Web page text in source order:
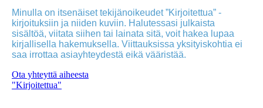
Minulla on itsenäiset tekijänoikeudet ”Kirjoitettua” -
kirjoituksiin ja niiden kuviin. Halutessasi julkaista
sisältöä, viitata siihen tai lainata sitä, voit hakea lupaa
kirjallisella hakemuksella. Viittauksissa yksityiskohtia ei
saa irrottaa asiayhteydestä eikä vääristää.
Ota yhteyttä aiheesta
"Kirjoitettua"